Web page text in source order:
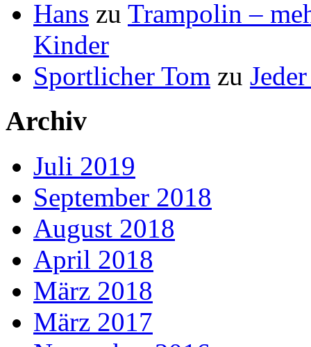
Hans zu Trampolin –
Kinder
Sportlicher Tom zu
Archiv
Juli 2019
September 2018
August 2018
April 2018
März 2018
März 2017